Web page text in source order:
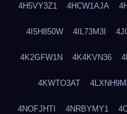
4H5VY3Z1 4HCW1AJA
4I5H850W 4IL73M3I
4K2GFW1N 4K4KVN36
4KWTO3AT
4NOFJHTI 4NRBYMY1